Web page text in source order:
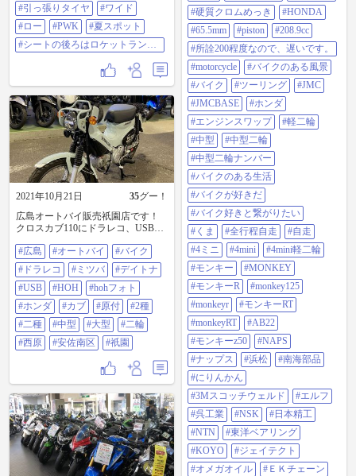
#引っ張りタイヤ
#ワイド
#ロー
#PWK
#夏スポット
#シートの後ろはロケットランチ
#links#リンクスコーポレーション#
変態総長 #Permatex#NGK#IRC#アラ
イヘルメット#OGKKabuto#岡田商
事株式会社#デイトナ#Daytona #ク
シタニ#コミネ#RSタイチ#ミシュラ
ンタイヤ#ソフトクリーム#今日は
配線焼けなかった#そろそろミッシ
ョン壊れそう#ヨシムラ#POP吉村
#NITRON JAPAN#ナイトロン
#YSS#PDバルブ#道の駅#オーバー
レーシング#無限電光#ヒットエア
ー#hitair#JMCA#夏スポット
#ZOOMER#変態#変態総長 #GY6#
国税局 #国税庁#保安基準適合#改造
申請#中型自動二輪免許#納税#大型
#自動二輪免許
#硬質クロムめっき
#HONDA
#65.5mm
#piston
#208.9cc
#所詮200程度なので、遅いです。
#motorcycle
#バイクのある風景
#バイク
#ツーリング
#JMC
#JMCBASE
#ホンダ
#エンジンスワップ
#軽二輪
#中型
#中型二輪
#中型二輪ナンバー
#バイクのある生活
#バイクが好きだ
#バイク好きと繋がりたい
#くま
#全行程自走
#自走
#4ミニ
#4mini
#4mini軽二輪
#モンキー
#MONKEY
#モンキーR
#monkey125
#monkeyr
#モンキーRT
#monkeyRT
#AB22
#モンキーz50
#NAPS
#ナップス
#浜松
#南海部品
#にりんかん
#3Mスコッチウェルド
#エルフ
#呉工業
#NSK
#日本精工
#NTN
#東洋ベアリング
#KOYO
#ジェイテクト
#オメガオイル
#ＥＫチェーン
2021年10月21日 35グー！
広島オートバイ販売祇園店です！
クロスカブ110にドラレコ、USB取
り付け対応しております😊 安心、
安全を提供できるよう頑張りま
す！ #広島 #オートバイ #バイ
ク #ドラレコ #ミツバ #デイト
ナ #USB #hoh #hohフォト #ホン
ダ #カブ #原付 #2種 #二種
#中型 #大型 #二輪 #西原 #安佐
南区 #祇園
#広島 #オートバイ
#バイク
#ドラレコ
#ミツバ
#デイトナ
#USB
#HOH
#hohフォト
#ホンダ
#カブ #原付
#2種
#二種
#中型 #大型
#二輪
#西原
#安佐南区 #祇園